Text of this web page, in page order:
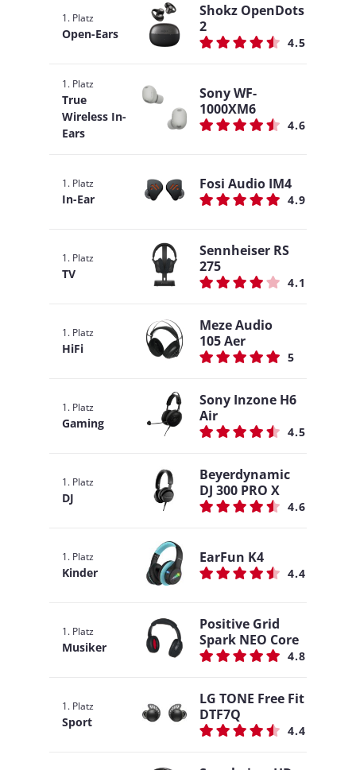
1. Platz
Open-Ears
Shokz OpenDots
2
4.5
1. Platz
True
Wireless In-
Ears
Sony WF-
1000XM6
4.6
1. Platz
In-Ear
Fosi Audio IM4
4.9
1. Platz
TV
Sennheiser RS
275
4.1
1. Platz
HiFi
Meze Audio
105 Aer
5
1. Platz
Gaming
Sony Inzone H6
Air
4.5
1. Platz
DJ
Beyerdynamic
DJ 300 PRO X
4.6
1. Platz
Kinder
EarFun K4
4.4
1. Platz
Musiker
Positive Grid
Spark NEO Core
4.8
1. Platz
Sport
LG TONE Free Fit
DTF7Q
4.4